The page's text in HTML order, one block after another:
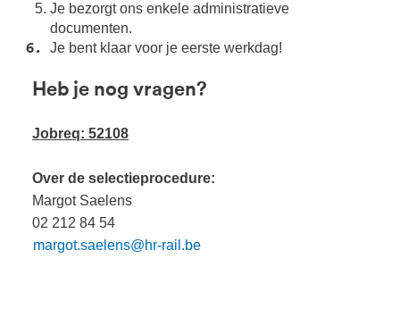
Je bezorgt ons enkele administratieve
documenten.
Je bent klaar voor je eerste werkdag!
Heb je nog vragen?
Jobreq: 52108
Over de selectieprocedure:
Margot Saelens
02 212 84 54
margot.saelens@hr-rail.be